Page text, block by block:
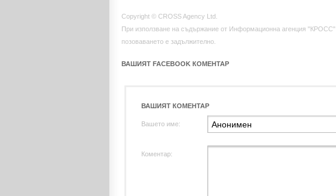
Copyright © CROSS Agency Ltd.
При използване на съдържание от Информационна агенция "КРОСС"
позоваването е задължително.
ВАШИЯТ FACEBOOK КОМЕНТАР
ВАШИЯТ КОМЕНТАР
Вашето име:
Коментар: